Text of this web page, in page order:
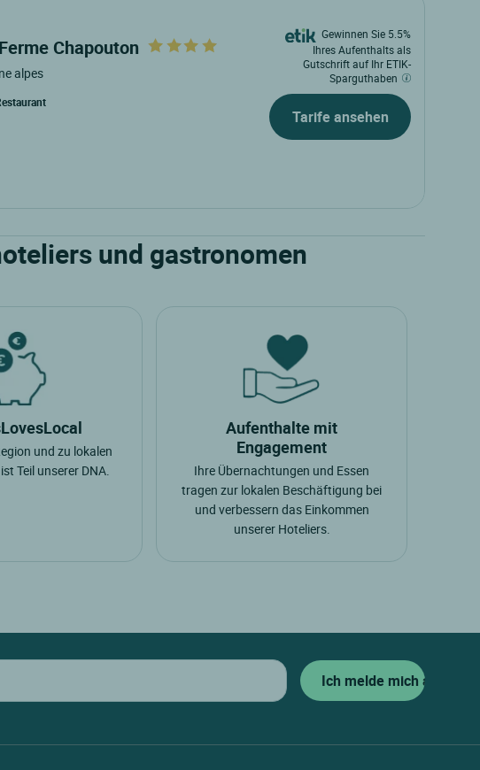
Chapouton
alpes
Gewinnen Sie 5.5%
Ihres Aufenthalts als
Gutschrift auf Ihr ETIK-
Sparguthaben
Tarife ansehen
und gastronomen
und zu lokalen
Teil unserer DNA.
Aufenthalte mit
Engagement
Ihre Übernachtungen und Essen
tragen zur lokalen Beschäftigung bei
und verbessern das Einkommen
unserer Hoteliers.